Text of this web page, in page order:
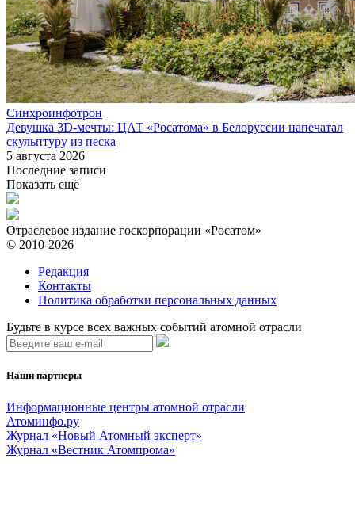
Синхроинфотрон
Девушка 3D-мечты: ЦАТ «Росатома» в Белоруссии напечатал
скульптуру из песка
5 августа 2026
Последние записи
Показать ещё
Отраслевое издание госкорпорации «Росатом»
© 2010-2026
Редакция
Контакты
Политика обработки персональных данных
Будьте в курсе всех важных событий атомной отрасли
Наши партнеры
Информационные центры атомной отрасли
Атоминфо.ру
Журнал «Новый Атомный эксперт»
Журнал «Вестник Атомпрома»